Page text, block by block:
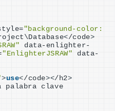
"background-color:
</code>
data-enlighter-
"EnlighterJSRAW" data-
>use</code></h2>